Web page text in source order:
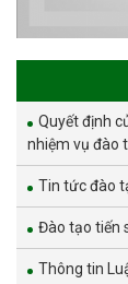
Quyết định
nhiệm vụ đào
Tin tức đào
Đào tạo tiến
Thông tin